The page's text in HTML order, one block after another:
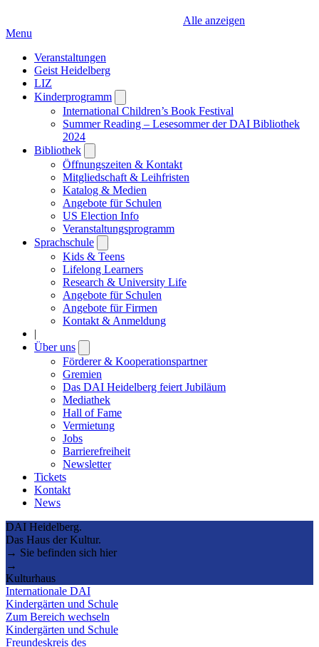
Alle anzeigen
Menu
Veranstaltungen
Geist Heidelberg
LIZ
Kinderprogramm
submenu
International Children’s Book Festival
Summer Reading – Lesesommer der DAI Bibliothek
2024
Bibliothek
submenu
Öffnungszeiten & Kontakt
Mitgliedschaft & Leihfristen
Katalog & Medien
Angebote für Schulen
US Election Info
Veranstaltungsprogramm
Sprachschule
submenu
Kids & Teens
Lifelong Learners
Research & University Life
Angebote für Schulen
Angebote für Firmen
Kontakt & Anmeldung
|
Über uns
submenu
Förderer & Kooperationspartner
Gremien
Das DAI Heidelberg feiert Jubiläum
Mediathek
Hall of Fame
Vermietung
Jobs
Barrierefreiheit
Newsletter
Tickets
Kontakt
News
DAI Heidelberg.
Das Haus der Kultur.
→ Sie befinden sich hier
→
Kulturhaus
Internationale DAI
Kindergärten und Schule
Zum Bereich wechseln
Kindergärten und Schule
Freundeskreis des